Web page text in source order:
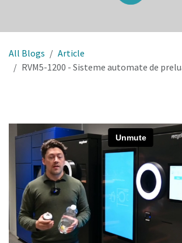
All Blogs
Article
RVM5-1200 - Sisteme automate de preluare pentru